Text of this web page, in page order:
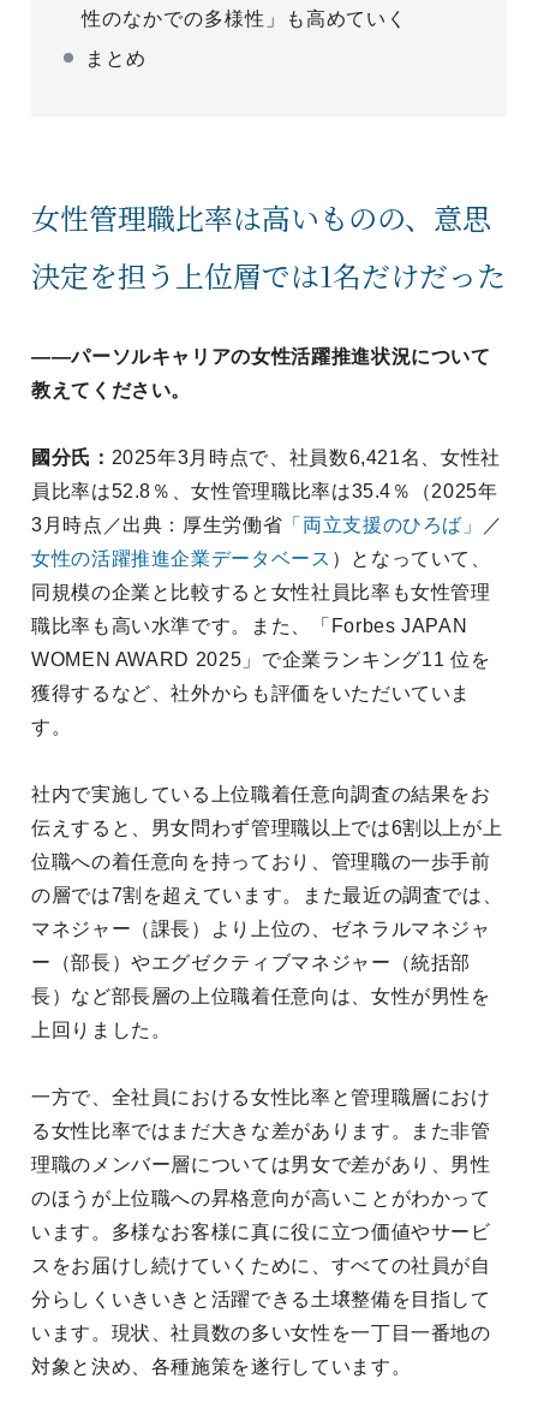
性のなかでの多様性」も高めていく
まとめ
女性管理職比率は高いものの、意思
決定を担う上位層では1名だけだった
——パーソルキャリアの女性活躍推進状況について
教えてください。
國分氏： 2025年3月時点で、社員数6,421名、女性社
員比率は52.8％、女性管理職比率は35.4％（2025年
3月時点／出典：厚生労働省 「両立支援のひろば」
／
女性の活躍推進企業データベース ）となっていて、
同規模の企業と比較すると女性社員比率も女性管理
職比率も高い水準です。また、「Forbes JAPAN
WOMEN AWARD 2025」で企業ランキング11 位を
獲得するなど、社外からも評価をいただいていま
す。
社内で実施している上位職着任意向調査の結果をお
伝えすると、男女問わず管理職以上では6割以上が上
位職への着任意向を持っており、管理職の一歩手前
の層では7割を超えています。また最近の調査では、
マネジャー（課長）より上位の、ゼネラルマネジャ
ー（部長）やエグゼクティブマネジャー（統括部
長）など部長層の上位職着任意向は、女性が男性を
上回りました。
一方で、全社員における女性比率と管理職層におけ
る女性比率ではまだ大きな差があります。また非管
理職のメンバー層については男女で差があり、男性
のほうが上位職への昇格意向が高いことがわかって
います。多様なお客様に真に役に立つ価値やサービ
スをお届けし続けていくために、すべての社員が自
分らしくいきいきと活躍できる土壌整備を目指して
います。現状、社員数の多い女性を一丁目一番地の
対象と決め、各種施策を遂行しています。